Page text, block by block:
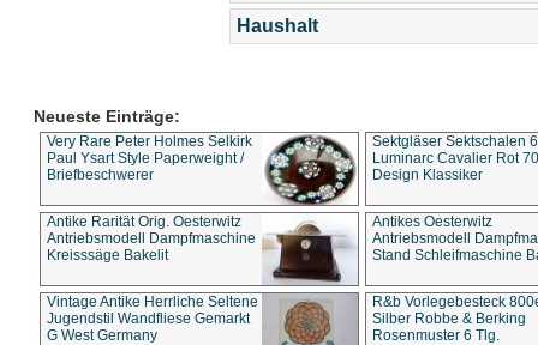
Haushalt
Neueste Einträge:
Very Rare Peter Holmes Selkirk
Paul Ysart Style Paperweight /
Briefbeschwerer
Sektgläser Sektschalen
Luminarc Cavalier Rot
Design Klassiker
Antike Rarität Orig. Oesterwitz
Antriebsmodell Dampfmaschine
Kreisssäge Bakelit
Antikes Oesterwitz
Antriebsmodell
Stand Schleifmaschine
Vintage Antike Herrliche Seltene
Jugendstil Wandfliese Gemarkt
G West Germany
R&b Vorlegebesteck
Silber Robbe & Berking
Rosenmuster 6 Tlg.